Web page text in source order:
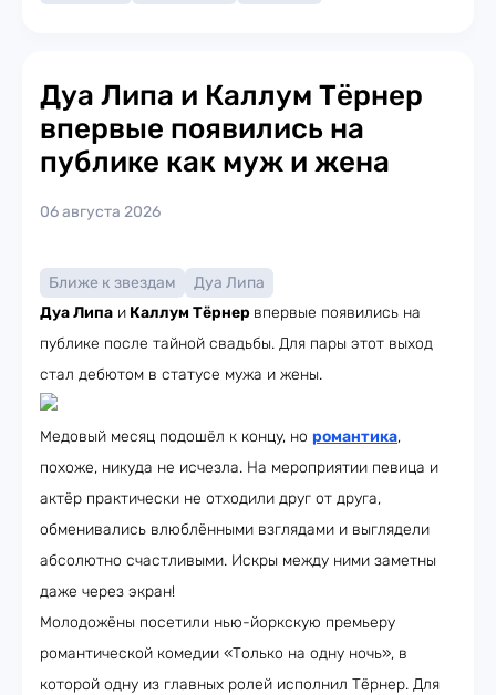
Дуа Липа и Каллум Тёрнер
впервые появились на
публике как муж и жена
06 августа 2026
Ближе к звездам
Дуа Липа
Дуа Липа и Каллум Тёрнер впервые появились на
публике после тайной свадьбы. Для пары этот выход
стал дебютом в статусе мужа и жены.
Медовый месяц подошёл к концу, но романтика,
похоже, никуда не исчезла. На мероприятии певица и
актёр практически не отходили друг от друга,
обменивались влюблёнными взглядами и выглядели
абсолютно счастливыми. Искры между ними заметны
даже через экран!
Молодожёны посетили нью-йоркскую премьеру
романтической комедии «Только на одну ночь», в
которой одну из главных ролей исполнил Тёрнер. Для